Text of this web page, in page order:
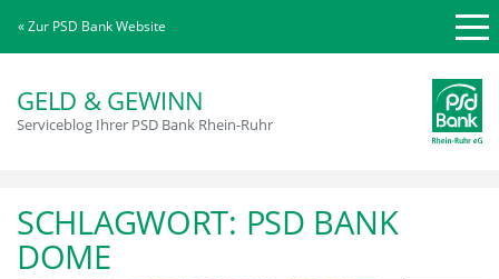
« Zur PSD Bank Website
GELD & GEWINN
Serviceblog Ihrer PSD Bank Rhein-Ruhr
SCHLAGWORT: PSD BANK
DOME